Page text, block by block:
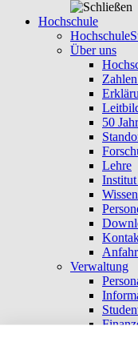
Hochschule
Hochschule
Über uns
50
Lehre
Verwaltung